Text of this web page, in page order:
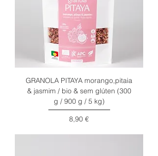
GRANOLA PITAYA morango,pitaia
& jasmim / bio & sem glúten (300
g / 900 g / 5 kg)
Preço
8,90 €